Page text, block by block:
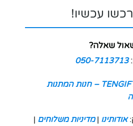
עכשיו!
שאלה?
050-7113713
TENGIFT – חנות המתנות
אודותינו |מדיניות משלוחים |